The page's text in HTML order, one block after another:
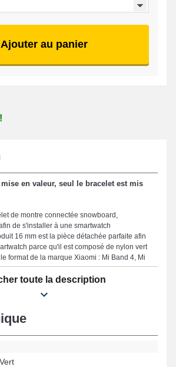
Ajouter au panier
en valeur, seul le bracelet est mis
de montre connectée snowboard,
de s'installer à une smartwatch
16 mm est la pièce détachée parfaite afin
parce qu'il est composé de nylon vert
format de la marque Xiaomi : Mi Band 4, Mi
connectée parce qu'il dispose d'une attache
d'une fixation idéale et d'une
de lui un choix idéal conçu pour se
à votre look quotidien, tout en offrant un
toute la description
Vert